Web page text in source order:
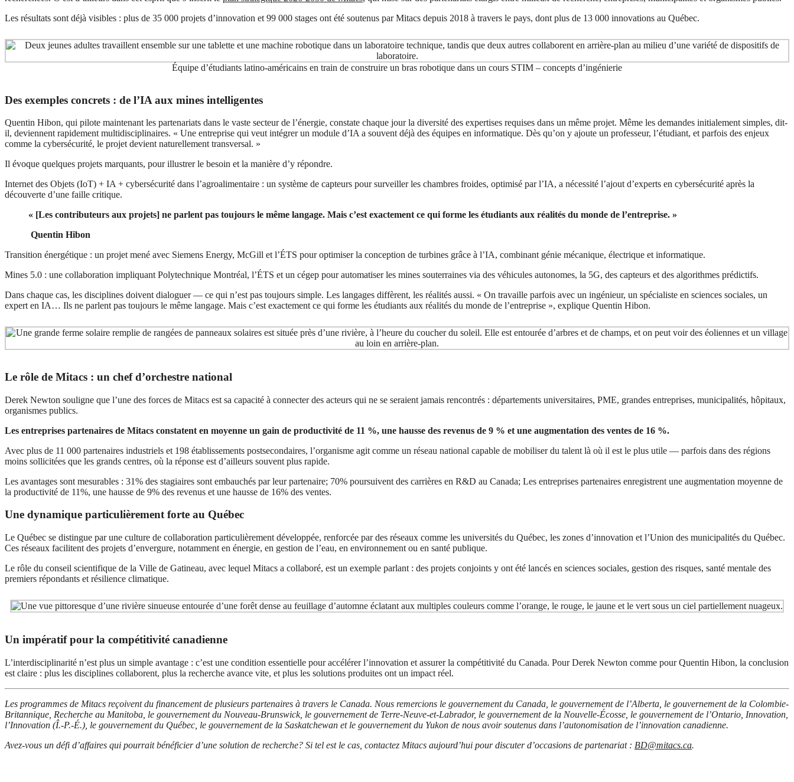
Les résultats sont déjà visibles : plus de 35 000 projets d’innovation et 99 000 stages ont été soutenus par Mitacs depuis 2018 à travers le pays, dont plus de 13 000 innovations au Québec.
Équipe d’étudiants latino-américains en train de construire un bras robotique dans un cours STIM – concepts d’ingénierie
Des exemples concrets : de l’IA aux mines intelligentes
Quentin Hibon, qui pilote maintenant les partenariats dans le vaste secteur de l’énergie, constate chaque jour la diversité des expertises requises dans un même projet. Même les demandes initialement simples, dit-
il, deviennent rapidement multidisciplinaires. « Une entreprise qui veut intégrer un module d’IA a souvent déjà des équipes en informatique. Dès qu’on y ajoute un professeur, l’étudiant, et parfois des enjeux
comme la cybersécurité, le projet devient naturellement transversal. »
Il évoque quelques projets marquants, pour illustrer le besoin et la manière d’y répondre.
Internet des Objets (IoT) + IA + cybersécurité dans l’agroalimentaire : un système de capteurs pour surveiller les chambres froides, optimisé par l’IA, a nécessité l’ajout d’experts en cybersécurité après la
découverte d’une faille critique.
« [Les contributeurs aux projets] ne parlent pas toujours le même langage. Mais c’est exactement ce qui forme les étudiants aux réalités du monde de l’entreprise. »
Quentin Hibon
Transition énergétique : un projet mené avec Siemens Energy, McGill et l’ÉTS pour optimiser la conception de turbines grâce à l’IA, combinant génie mécanique, électrique et informatique.
Mines 5.0 : une collaboration impliquant Polytechnique Montréal, l’ÉTS et un cégep pour automatiser les mines souterraines via des véhicules autonomes, la 5G, des capteurs et des algorithmes prédictifs.
Dans chaque cas, les disciplines doivent dialoguer — ce qui n’est pas toujours simple. Les langages diffèrent, les réalités aussi. « On travaille parfois avec un ingénieur, un spécialiste en sciences sociales, un
expert en IA… Ils ne parlent pas toujours le même langage. Mais c’est exactement ce qui forme les étudiants aux réalités du monde de l’entreprise », explique Quentin Hibon.
Le rôle de Mitacs : un chef d’orchestre national
Derek Newton souligne que l’une des forces de Mitacs est sa capacité à connecter des acteurs qui ne se seraient jamais rencontrés : départements universitaires, PME, grandes entreprises, municipalités, hôpitaux,
organismes publics.
Les entreprises partenaires de Mitacs constatent en moyenne un gain de productivité de 11 %, une hausse des revenus de 9 % et une augmentation des ventes de 16 %.
Avec plus de 11 000 partenaires industriels et 198 établissements postsecondaires, l’organisme agit comme un réseau national capable de mobiliser du talent là où il est le plus utile — parfois dans des régions
moins sollicitées que les grands centres, où la réponse est d’ailleurs souvent plus rapide.
Les avantages sont mesurables : 31% des stagiaires sont embauchés par leur partenaire; 70% poursuivent des carrières en R&D au Canada; Les entreprises partenaires enregistrent une augmentation moyenne de
la productivité de 11%, une hausse de 9% des revenus et une hausse de 16% des ventes.
Une dynamique particulièrement forte au Québec
Le Québec se distingue par une culture de collaboration particulièrement développée, renforcée par des réseaux comme les universités du Québec, les zones d’innovation et l’Union des municipalités du Québec.
Ces réseaux facilitent des projets d’envergure, notamment en énergie, en gestion de l’eau, en environnement ou en santé publique.
Le rôle du conseil scientifique de la Ville de Gatineau, avec lequel Mitacs a collaboré, est un exemple parlant : des projets conjoints y ont été lancés en sciences sociales, gestion des risques, santé mentale des
premiers répondants et résilience climatique.
Un impératif pour la compétitivité canadienne
L’interdisciplinarité n’est plus un simple avantage : c’est une condition essentielle pour accélérer l’innovation et assurer la compétitivité du Canada. Pour Derek Newton comme pour Quentin Hibon, la conclusion
est claire : plus les disciplines collaborent, plus la recherche avance vite, et plus les solutions produites ont un impact réel.
Les programmes de Mitacs reçoivent du financement de plusieurs partenaires à travers le Canada. Nous remercions le gouvernement du Canada, le gouvernement de l’Alberta, le gouvernement de la Colombie-
Britannique, Recherche au Manitoba, le gouvernement du Nouveau-Brunswick, le gouvernement de Terre-Neuve-et-Labrador, le gouvernement de la Nouvelle-Écosse, le gouvernement de l’Ontario, Innovation,
l’Innovation (Î.-P.-É.), le gouvernement du Québec, le gouvernement de la Saskatchewan et le gouvernement du Yukon de nous avoir soutenus dans l’autonomisation de l’innovation canadienne.
Avez-vous un défi d’affaires qui pourrait bénéficier d’une solution de recherche? Si tel est le cas, contactez Mitacs aujourd’hui pour discuter d’occasions de partenariat : BD@mitacs.ca.